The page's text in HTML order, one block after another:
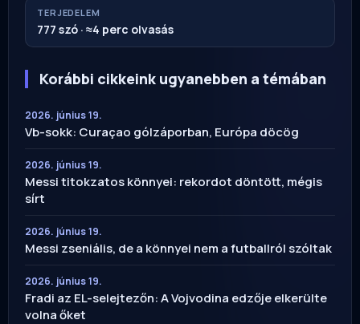
TERJEDELEM
777 szó · ≈4 perc olvasás
Korábbi cikkeink ugyanebben a témában
2026. június 19.
Vb-sokk: Curaçao gólzáporban, Európa döcög
2026. június 19.
Messi titokzatos könnyei: rekordot döntött, mégis
sírt
2026. június 19.
Messi zseniális, de a könnyei nem a futballról szóltak
2026. június 19.
Fradi az EL-selejtezőn: A Vojvodina edzője elkerülte
volna őket